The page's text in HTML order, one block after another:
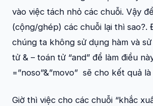
vào việc tách nhỏ các chuỗi. Vậy
(cộng/ghép) các chuỗi lại thì sao?.
chúng ta không sử dụng hàm và
tử & – toán tử “and” để làm điều
=”noso”&”movo” sẽ cho kết quả là
Giờ thì việc cho các chuỗi “khắc